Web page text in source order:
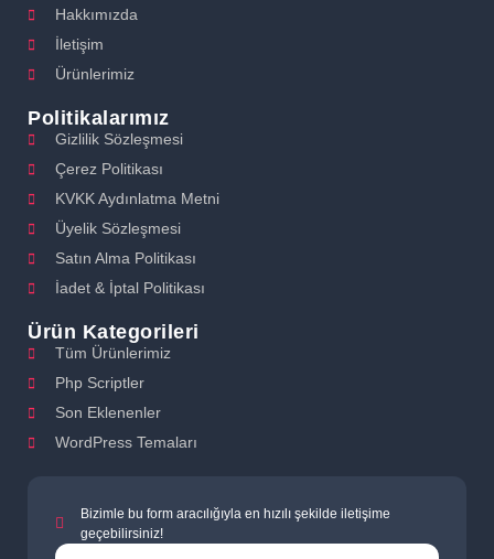
Hakkımızda
İletişim
Ürünlerimiz
Politikalarımız
Gizlilik Sözleşmesi
Çerez Politikası
KVKK Aydınlatma Metni
Üyelik Sözleşmesi
Satın Alma Politikası
İadet & İptal Politikası
Ürün Kategorileri
Tüm Ürünlerimiz
Php Scriptler
Son Eklenenler
WordPress Temaları
Bizimle bu form aracılığıyla en hızılı şekilde iletişime
geçebilirsiniz!